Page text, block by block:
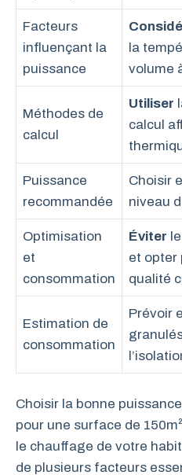
Facteurs
influençant la
puissance
la
volume
Méthodes de
calcul
Utiliser
calcul
Puissance
recommandée
Choisir
niveau
Optimisation
et
consommation
Éviter
et opter
qualité
Estimation de
consommation
Prévoir
Choisir la bonne
pour une surface de
le chauffage de votre
de plusieurs facteurs